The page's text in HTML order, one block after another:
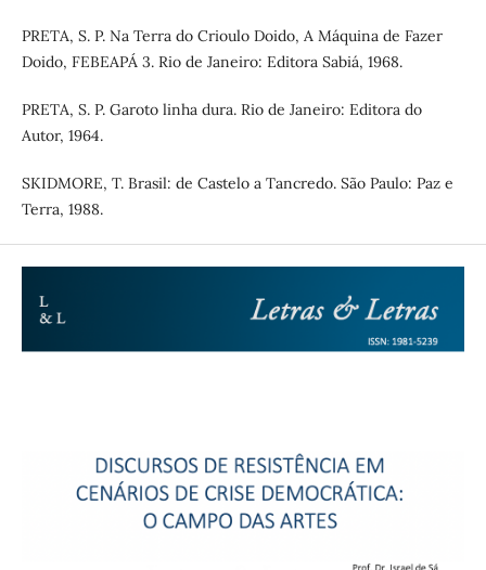
PRETA, S. P. Na Terra do Crioulo Doido, A Máquina de Fazer
Doido, FEBEAPÁ 3. Rio de Janeiro: Editora Sabiá, 1968.
PRETA, S. P. Garoto linha dura. Rio de Janeiro: Editora do
Autor, 1964.
SKIDMORE, T. Brasil: de Castelo a Tancredo. São Paulo: Paz e
Terra, 1988.